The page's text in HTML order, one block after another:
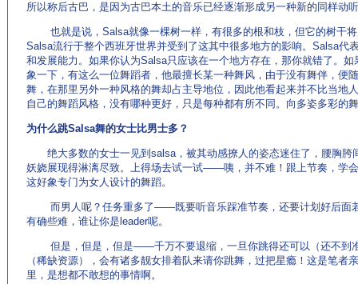
所以称后古巴，是因为古巴本土的音乐已经逐渐形成另一种新的同样动
也就是说，Salsa就像一棵树一样，有很多的根和枝，但它的树干将
Salsa流行于整个西班牙世界并受到了这其中很多地方的影响。Salsa代
和发展能力。如果你认为Salsa只应该在一个地方存在，那你就错了。
象一下，有这么一位舞蹈者，他最擅长某一种舞风，由于没有舞伴，便
舞，在那里另外一种风格的舞却占主导地位，因此他看起来并不比当地
自己的舞蹈风格，没有哪种更好，只是每种都有所不同。向多姿多彩的
为什么跳Salsa舞的女士比男士多？
绝大多数的女士一见到salsa，被其动感撩人的姿态迷住了，腰胸胯
妖娆展现得淋漓尽致。上得场去试一试——咦，并不难！跟上节奏，学
这好象专门为女人设计的舞蹈。
而男人呢？任务重多了——既要听音乐踩准节奏，还要计划好后面
有确些难，谁让你是leader呢。
但是，但是，但是——千万不要退缩，一旦你跳得还可以（还不到
（稀缺资源），会有诸多靓女排着队来请你跳舞，过把星瘾！这是笔者
里，是想都不敢想的事情啊。